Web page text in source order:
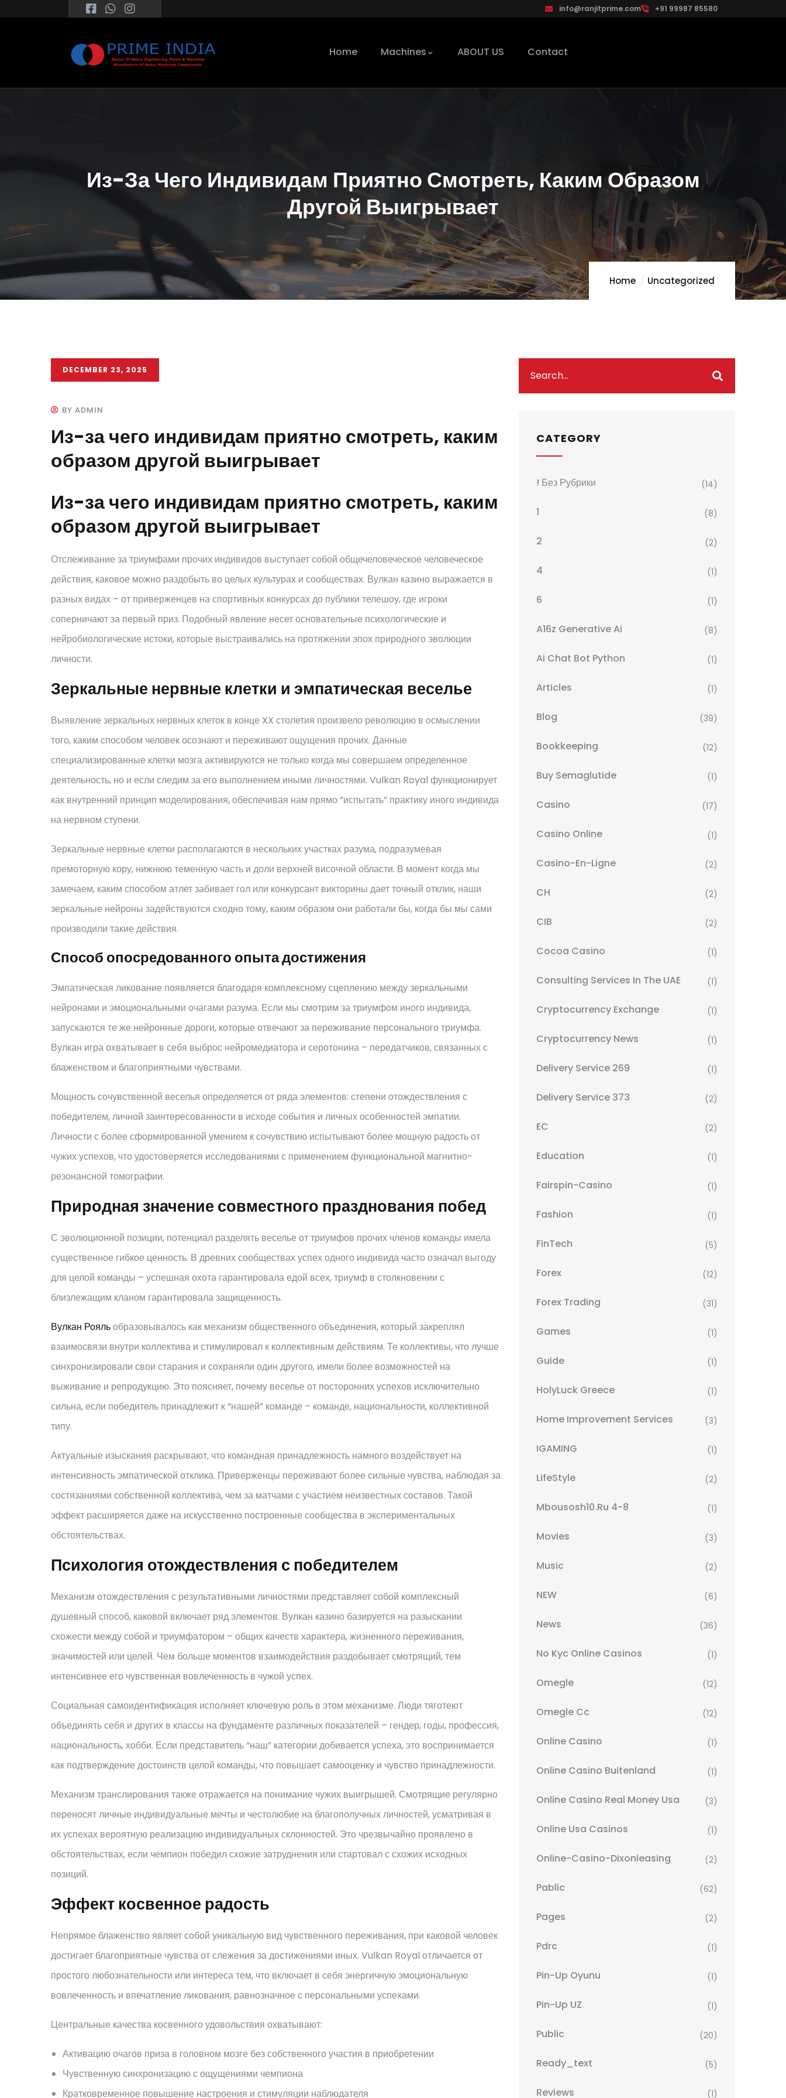
info@ranjitprime.com +91 99987 85580
Home Machines ABOUT US Contact
Из-За Чего Индивидам Приятно Смотреть, Каким Образом
Другой Выигрывает
Home Uncategorized
DECEMBER 23, 2025
BY ADMIN
Из-за чего индивидам приятно смотреть, каким
образом другой выигрывает
Из-за чего индивидам приятно смотреть, каким
образом другой выигрывает
Отслеживание за триумфами прочих индивидов выступает собой общечеловеческое человеческое
действия, каковое можно раздобыть во целых культурах и сообществах. Вулкан казино выражается в
разных видах – от приверженцев на спортивных конкурсах до публики телешоу, где игроки
соперничают за первый приз. Подобный явление несет основательные психологические и
нейробиологические истоки, которые выстраивались на протяжении эпох природного эволюции
личности.
Зеркальные нервные клетки и эмпатическая веселье
Выявление зеркальных нервных клеток в конце XX столетия произвело революцию в осмыслении
того, каким способом человек осознают и переживают ощущения прочих. Данные
специализированные клетки мозга активируются не только когда мы совершаем определенное
деятельность, но и если следим за его выполнением иными личностями. Vulkan Royal функционирует
как внутренний принцип моделирования, обеспечивая нам прямо “испытать” практику иного индивида
на нервном ступени.
Зеркальные нервные клетки располагаются в нескольких участках разума, подразумевая
премоторную кору, нижнюю теменную часть и доли верхней височной области. В момент когда мы
замечаем, каким способом атлет забивает гол или конкурсант викторины дает точный отклик, наши
зеркальные нейроны задействуются сходно тому, каким образом они работали бы, когда бы мы сами
производили такие действия.
Способ опосредованного опыта достижения
Эмпатическая ликование появляется благодаря комплексному сцеплению между зеркальными
нейронами и эмоциональными очагами разума. Если мы смотрим за триумфом иного индивида,
запускаются те же нейронные дороги, которые отвечают за переживание персонального триумфа.
Вулкан игра охватывает в себя выброс нейромедиатора и серотонина – передатчиков, связанных с
блаженством и благоприятными чувствами.
Мощность сочувственной веселья определяется от ряда элементов: степени отождествления с
победителем, личной заинтересованности в исходе события и личных особенностей эмпатии.
Личности с более сформированной умением к сочувствию испытывают более мощную радость от
чужих успехов, что удостоверяется исследованиями с применением функциональной магнитно-
резонансной томографии.
Природная значение совместного празднования побед
С эволюционной позиции, потенциал разделять веселье от триумфов прочих членов команды имела
существенное гибкое ценность. В древних сообществах успех одного индивида часто означал выгоду
для целой команды – успешная охота гарантировала едой всех, триумф в столкновении с
близлежащим кланом гарантировала защищенность.
Вулкан Рояльобразовывалось как механизм общественного объединения, который закреплял
взаимосвязи внутри коллектива и стимулировал к коллективным действиям. Те коллективы, что лучше
синхронизировали свои старания и сохраняли один другого, имели более возможностей на
выживание и репродукцию. Это поясняет, почему веселье от посторонних успехов исключительно
сильна, если победитель принадлежит к “нашей” команде – команде, национальности, коллективной
типу.
Актуальные изыскания раскрывают, что командная принадлежность намного воздействует на
интенсивность эмпатической отклика. Приверженцы переживают более сильные чувства, наблюдая за
состязаниями собственной коллектива, чем за матчами с участием неизвестных составов. Такой
эффект расширяется даже на искусственно построенные сообщества в экспериментальных
обстоятельствах.
Психология отождествления с победителем
Механизм отождествления с результативными личностями представляет собой комплексный
душевный способ, каковой включает ряд элементов. Вулкан казино базируется на разыскании
схожести между собой и триумфатором – общих качеств характера, жизненного переживания,
значимостей или целей. Чем больше моментов взаимодействия раздобывает смотрящий, тем
интенсивнее его чувственная вовлеченность в чужой успех.
Социальная самоидентификация исполняет ключевую роль в этом механизме. Люди тяготеют
объединять себя и других в классы на фундаменте различных показателей – гендер, годы, профессия,
национальность, хобби. Если представитель “наш” категории добивается успеха, это воспринимается
как подтверждение достоинств целой команды, что повышает самооценку и чувство принадлежности.
Механизм транслирования также отражается на понимание чужих выигрышей. Смотрящие регулярно
переносят личные индивидуальные мечты и честолюбие на благополучных личностей, усматривая в
их успехах вероятную реализацию индивидуальных склонностей. Это чрезвычайно проявлено в
обстоятельствах, если чемпион победил схожие затруднения или стартовал с схожих исходных
позиций.
Эффект косвенное радость
Непрямое блаженство являет собой уникальную вид чувственного переживания, при каковой человек
достигает благоприятные чувства от слежения за достижениями иных. Vulkan Royal отличается от
простого любознательности или интереса тем, что включает в себя энергичную эмоциональную
вовлеченность и впечатление ликования, равнозначное с персональными успехами.
Центральные качества косвенного удовольствия охватывают:
Активацию очагов приза в головном мозге без собственного участия в приобретении
Чувственную синхронизацию с ощущениями чемпиона
Кратковременное повышение настроения и стимуляции наблюдателя
CATEGORY
! Без Рубрики (14)
1 (8)
2 (2)
4 (1)
6 (1)
A16z Generative Ai (8)
Ai Chat Bot Python (1)
Articles (1)
Blog (39)
Bookkeeping (12)
Buy Semaglutide (1)
Casino (17)
Casino Online (1)
Casino-En-Ligne (2)
CH (2)
CIB (2)
Cocoa Casino (1)
Consulting Services In The UAE (1)
Cryptocurrency Exchange (1)
Cryptocurrency News (1)
Delivery Service 269 (1)
Delivery Service 373 (2)
EC (2)
Education (1)
Fairspin-Casino (1)
Fashion (1)
FinTech (5)
Forex (12)
Forex Trading (31)
Games (1)
Guide (1)
HolyLuck Greece (1)
Home Improvement Services (3)
IGAMING (1)
LifeStyle (2)
Mbousosh10.ru 4-8 (1)
Movies (3)
Music (2)
NEW (6)
News (36)
No Kyc Online Casinos (1)
Omegle (12)
Omegle Cc (12)
Online Casino (1)
Online Casino Buitenland (1)
Online Casino Real Money Usa (3)
Online Usa Casinos (1)
Online-Casino-Dixonleasing (2)
Pablic (62)
Pages (2)
Pdrc (1)
Pin-Up Oyunu (1)
Pin-Up UZ (1)
Public (20)
Ready_text (5)
Reviews (1)